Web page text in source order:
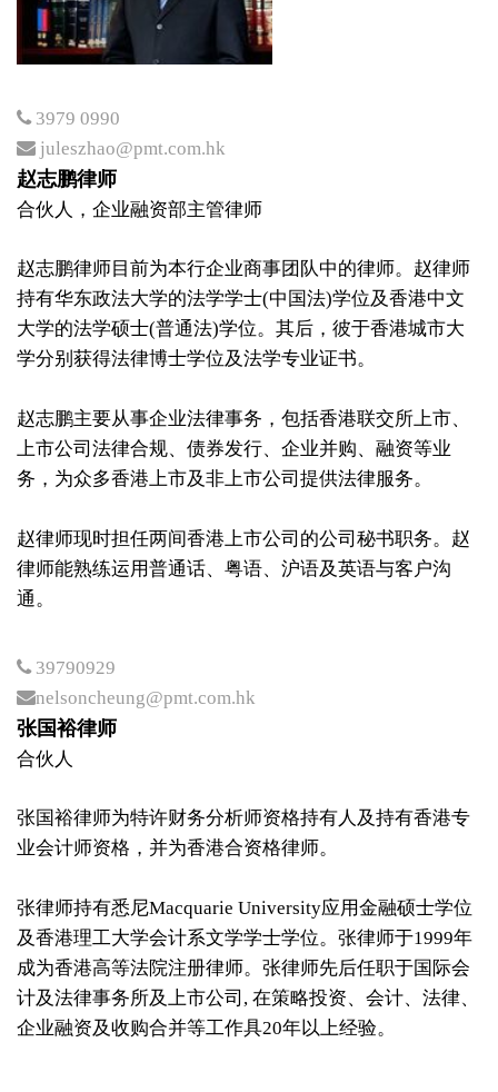
3979 0990
juleszhao@pmt.com.hk
赵志鹏律师
合伙人，企业融资部主管律师
赵志鹏律师目前为本行企业商事团队中的律师。赵律师
持有华东政法大学的法学学士(中国法)学位及香港中文
大学的法学硕士(普通法)学位。其后，彼于香港城市大
学分别获得法律博士学位及法学专业证书。
赵志鹏主要从事企业法律事务，包括香港联交所上市、
上市公司法律合规、债券发行、企业并购、融资等业
务，为众多香港上市及非上市公司提供法律服务。
赵律师现时担任两间香港上市公司的公司秘书职务。赵
律师能熟练运用普通话、粤语、沪语及英语与客户沟
通。
39790929
nelsoncheung@pmt.com.hk
张国裕律师
合伙人
张国裕律师为特许财务分析师资格持有人及持有香港专
业会计师资格，并为香港合资格律师。
张律师持有悉尼Macquarie University应用金融硕士学位
及香港理工大学会计系文学学士学位。张律师于1999年
成为香港高等法院注册律师。张律师先后任职于国际会
计及法律事务所及上市公司, 在策略投资、会计、法律、
企业融资及收购合并等工作具20年以上经验。